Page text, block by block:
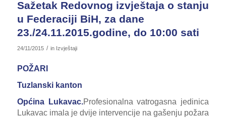
Sažetak Redovnog izvještaja o stanju
u Federaciji BiH, za dane
23./24.11.2015.godine, do 10:00 sati
24/11/2015 / in Izvještaji
POŽARI
Tuzlanski kanton
Općina Lukavac.Profesionalna vatrogasna jedinica
Lukavac imala je dvije intervencije na gašenju požara